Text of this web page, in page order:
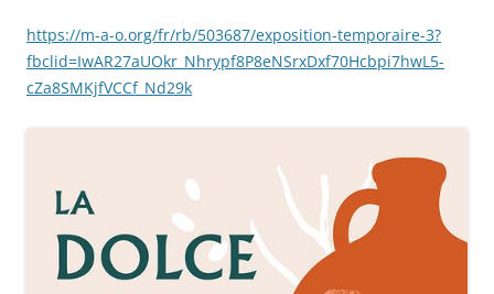
https://m-a-o.org/fr/rb/503687/exposition-temporaire-3?
fbclid=IwAR27aUOkr_Nhrypf8P8eNSrxDxf70Hcbpi7hwL5-
cZa8SMKjfVCCf_Nd29k